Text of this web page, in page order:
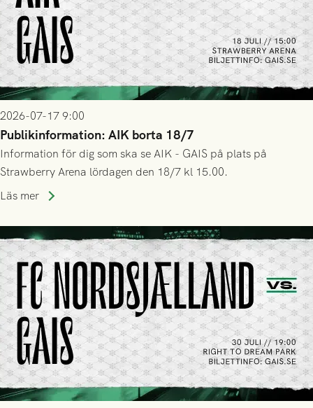
2026-07-17 9:00
Publikinformation: AIK borta 18/7
Information för dig som ska se AIK - GAIS på plats på
Strawberry Arena lördagen den 18/7 kl 15.00.
Läs mer